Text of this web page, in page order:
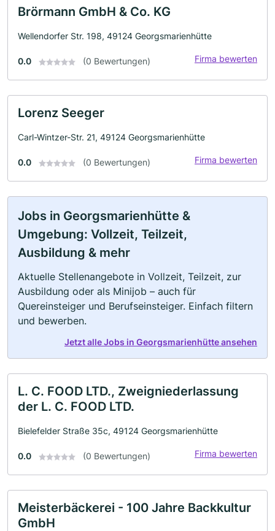
Brörmann GmbH & Co. KG
Wellendorfer Str. 198, 49124 Georgsmarienhütte
0.0 (0 Bewertungen) Firma bewerten
Lorenz Seeger
Carl-Wintzer-Str. 21, 49124 Georgsmarienhütte
0.0 (0 Bewertungen) Firma bewerten
Jobs in Georgsmarienhütte &
Umgebung: Vollzeit, Teilzeit,
Ausbildung & mehr
Aktuelle Stellenangebote in Vollzeit, Teilzeit, zur
Ausbildung oder als Minijob – auch für
Quereinsteiger und Berufseinsteiger. Einfach filtern
und bewerben.
Jetzt alle Jobs in Georgsmarienhütte ansehen
L. C. FOOD LTD., Zweigniederlassung
der L. C. FOOD LTD.
Bielefelder Straße 35c, 49124 Georgsmarienhütte
0.0 (0 Bewertungen) Firma bewerten
Meisterbäckerei - 100 Jahre Backkultur
GmbH